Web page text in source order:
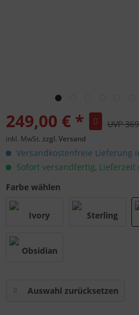
249,00 € * UVP
inkl. MwSt. zzgl. Versand
Versandkostenfreie Lieferung
Sofort versandfertig, Lieferzeit
Farbe wählen
Auswahl zurücksetzen